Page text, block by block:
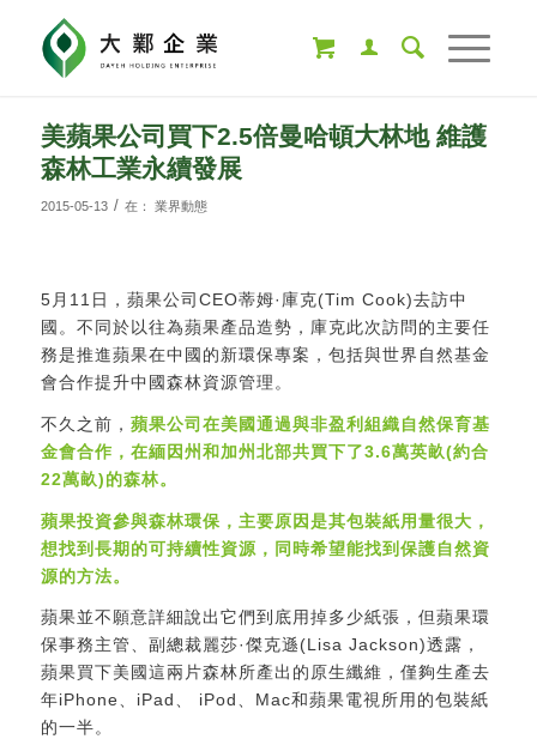
美蘋果公司買下2.5倍曼哈頓大林地 維護
森林工業永續發展
2015-05-13 / 在： 業界動態
5月11日，蘋果公司CEO蒂姆·庫克(Tim Cook)去訪中
國。不同於以往為蘋果產品造勢，庫克此次訪問的主要任
務是推進蘋果在中國的新環保專案，包括與世界自然基金
會合作提升中國森林資源管理。
不久之前， 蘋果公司在美國通過與非盈利組織自然保育基
金會合作，在緬因州和加州北部共買下了3.6萬英畝(約合
22萬畝)的森林。
蘋果投資參與森林環保，主要原因是其包裝紙用量很大，
想找到長期的可持續性資源，同時希望能找到保護自然資
源的方法。
蘋果並不願意詳細說出它們到底用掉多少紙張，但蘋果環
保事務主管、副總裁麗莎·傑克遜(Lisa Jackson)透露，
蘋果買下美國這兩片森林所產出的原生纖維，僅夠生產去
年iPhone、iPad、 iPod、Mac和蘋果電視所用的包裝紙
的一半。